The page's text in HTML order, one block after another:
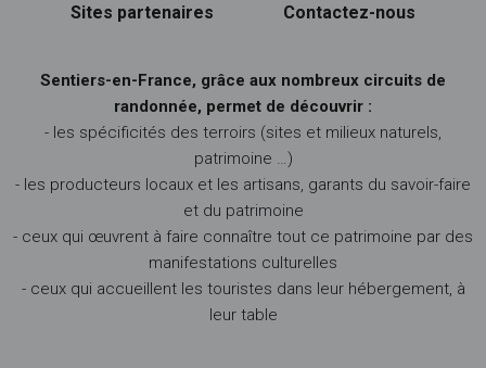
Sites partenaires Contactez-nous
Sentiers-en-France, grâce aux nombreux circuits de
randonnée, permet de découvrir :
- les spécificités des terroirs (sites et milieux naturels,
patrimoine …)
- les producteurs locaux et les artisans, garants du savoir-faire
et du patrimoine
- ceux qui œuvrent à faire connaître tout ce patrimoine par des
manifestations culturelles
- ceux qui accueillent les touristes dans leur hébergement, à
leur table